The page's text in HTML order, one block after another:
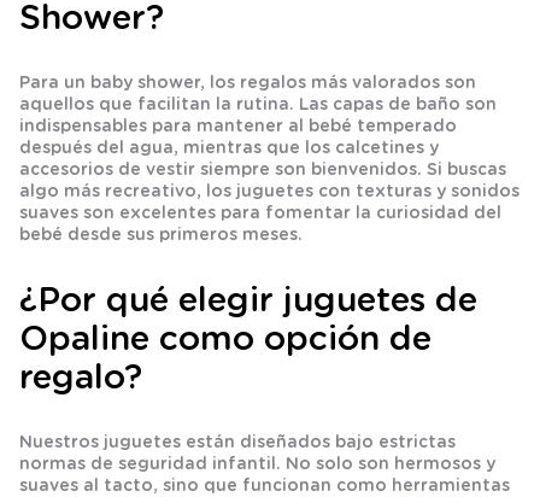
Shower?
Para un baby shower, los regalos más valorados son
aquellos que facilitan la rutina. Las capas de baño son
indispensables para mantener al bebé temperado
después del agua, mientras que los calcetines y
accesorios de vestir siempre son bienvenidos. Si buscas
algo más recreativo, los juguetes con texturas y sonidos
suaves son excelentes para fomentar la curiosidad del
bebé desde sus primeros meses.
¿Por qué elegir juguetes de
Opaline como opción de
regalo?
Nuestros juguetes están diseñados bajo estrictas
normas de seguridad infantil. No solo son hermosos y
suaves al tacto, sino que funcionan como herramientas